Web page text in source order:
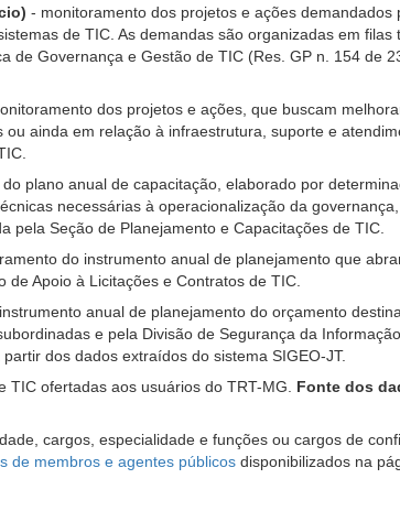
- monitoramento dos projetos e ações
de TIC. As demandas são organizadas em
de Governança e Gestão de TIC (Res. GP n. 154 de
dos projetos e ações, que buscam
ainda em relação à infraestrutura, suporte e
plano anual de capacitação, elaborado por
necessárias à operacionalização da
pela Seção de Planejamento e Capacitações de TIC.
do instrumento anual de planejamento que
de Apoio à Licitações e Contratos de TIC.
anual de planejamento do orçamento
e pela Divisão de Segurança da
dos dados extraídos do sistema SIGEO-JT.
TIC ofertadas aos usuários do TRT-MG. Fonte dos
cargos, especialidade e funções ou cargos de
de membros e agentes públicos disponibilizados na